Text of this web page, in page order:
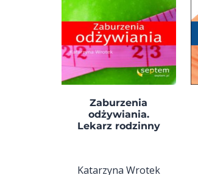
Zaburzenia
odżywiania.
Lekarz rodzinny
Katarzyna Wrotek